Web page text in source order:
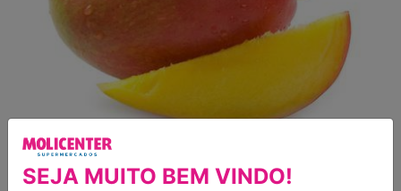
SEJA MUITO BEM VINDO!